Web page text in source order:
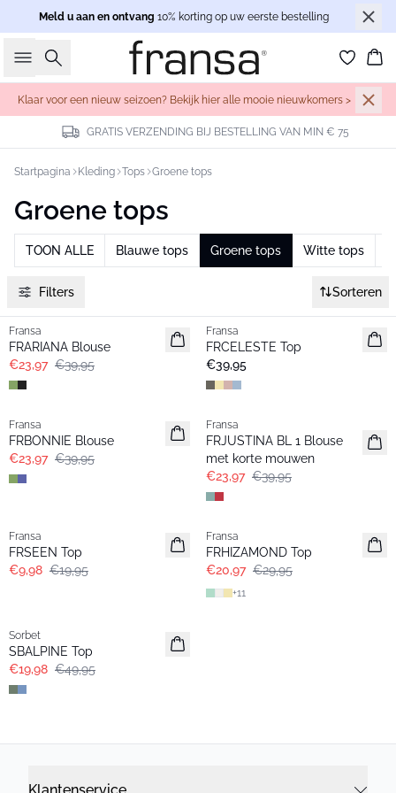
Meld u aan en ontvang 10% korting op uw eerste bestelling
Zoeken
Klaar voor een nieuw seizoen? Bekijk hier alle mooie nieuwkomers >
GRATIS VERZENDING BIJ BESTELLING VAN MIN € 75
Startpagina Kleding Tops Groene tops
Groene tops
TOON ALLE Blauwe tops Groene tops Witte tops
Filters Sorteren
- 40%
Fransa
FRARIANA Blouse
€23,97 €39,95
Nieuw
Fransa
FRCELESTE Top
€39,95
- 40%
Fransa
FRBONNIE Blouse
€23,97 €39,95
- 40%
Fransa
FRJUSTINA BL 1 Blouse
met korte mouwen
€23,97 €39,95
Fransa
FRSEEN Top
€9,98 €19,95
-30%
Fransa
FRHIZAMOND Top
€20,97 €29,95
+11
Sorbet
SBALPINE Top
€19,98 €49,95